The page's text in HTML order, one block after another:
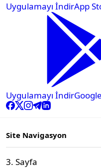
Uygulamayı İndirApp
Uygulamayı İndir
Site Navigasyon
3. Sayfa